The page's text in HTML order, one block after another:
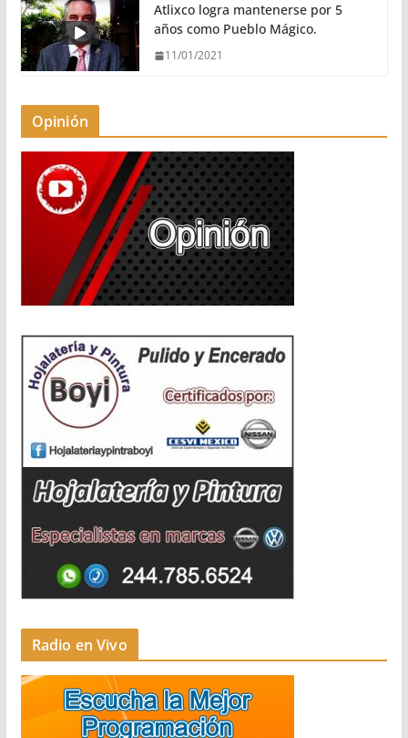
Atlixco logra mantenerse por 5
años como Pueblo Mágico.
11/01/2021
Opinión
Radio en Vivo